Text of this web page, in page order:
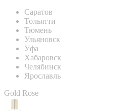
Саратов
Тольятти
Тюмень
Ульяновск
Уфа
Хабаровск
Челябинск
Ярославль
Gold Rose